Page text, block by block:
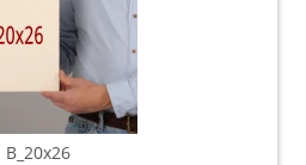
B_20х26